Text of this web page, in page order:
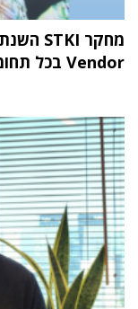
Vendor בכל תחומי שוק ה-IT